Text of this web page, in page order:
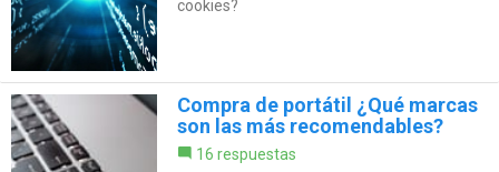
cookies?
Compra de portátil ¿Qué marcas
son las más recomendables?
16 respuestas